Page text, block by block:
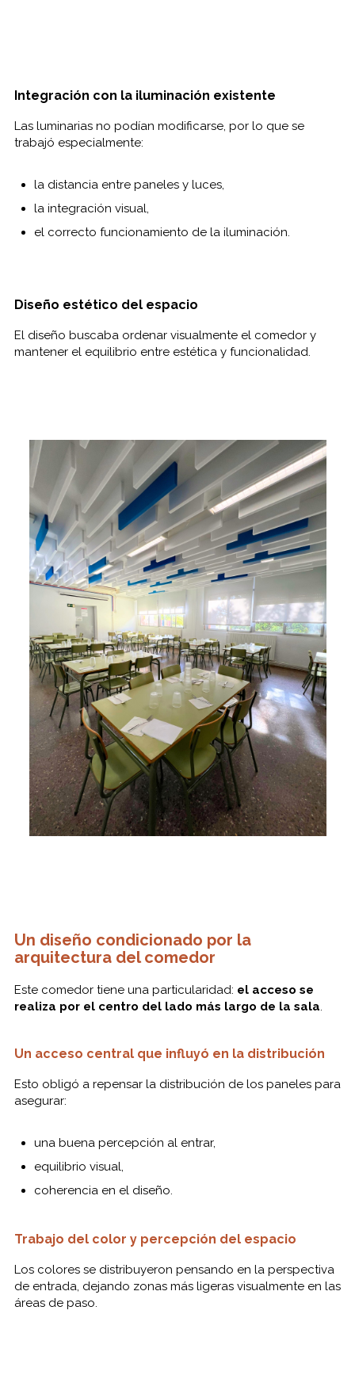
Integración con la iluminación existente
Las luminarias no podían modificarse, por lo que se
trabajó especialmente:
la distancia entre paneles y luces,
la integración visual,
el correcto funcionamiento de la iluminación.
Diseño estético del espacio
El diseño buscaba ordenar visualmente el comedor y
mantener el equilibrio entre estética y funcionalidad.
Un diseño condicionado por la
arquitectura del comedor
Este comedor tiene una particularidad: el acceso se
realiza por el centro del lado más largo de la sala.
Un acceso central que influyó en la distribución
Esto obligó a repensar la distribución de los paneles para
asegurar:
una buena percepción al entrar,
equilibrio visual,
coherencia en el diseño.
Trabajo del color y percepción del espacio
Los colores se distribuyeron pensando en la perspectiva
de entrada, dejando zonas más ligeras visualmente en las
áreas de paso.